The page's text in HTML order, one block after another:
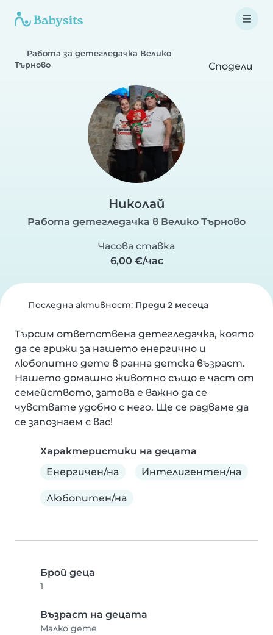
Работа за детегледачка Велико
Търново
Сподели
Николай
Работа детегледачка в Велико Търново
Часова ставка
6,00 €/час
Последна активност: Преди 2 месеца
Търсим ответствена детегледачка, която
да се грижи за нашето енергично и
любопитно дете в ранна детска възраст.
Нашето домашно животно също е част от
семейството, затова е важно да се
чувствате удобно с него. Ще се радваме да
се запознаем с вас!
Характеристики на децата
Енергичен/на
Интелигентен/на
Любопитен/на
Брой деца
1
Възраст на децата
Малко дете